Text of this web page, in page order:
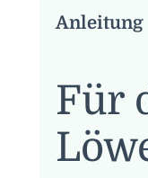
Anleitung
Für